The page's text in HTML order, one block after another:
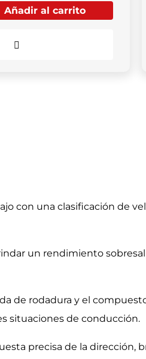
Añadir al carrito
con una clasificación de
un rendimiento
de rodadura y el
situaciones de conducción.
precisa de la